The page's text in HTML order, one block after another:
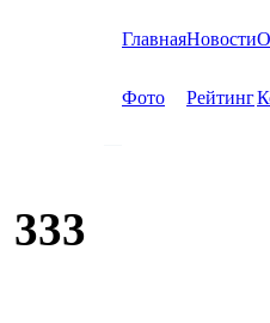
ГлавнаяНовости
Фото Рейтинг
333